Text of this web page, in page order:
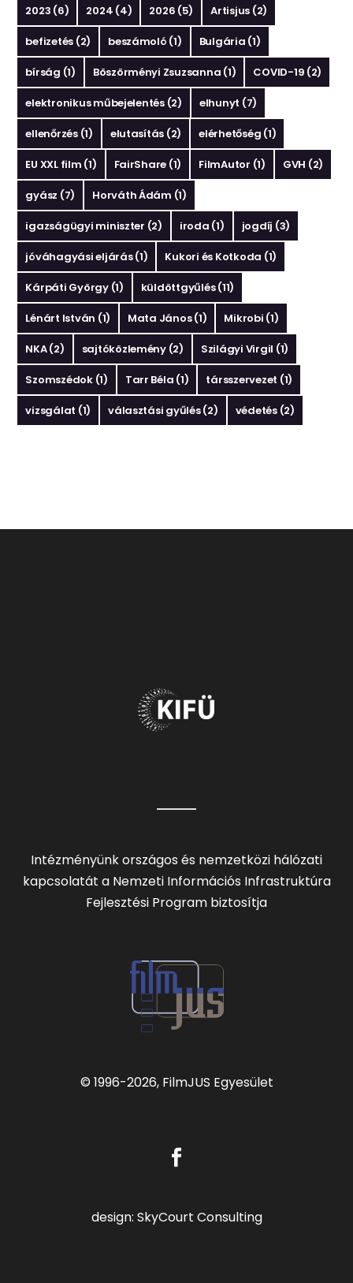
2023 (6) 2024 (4) 2026 (5) Artisjus (2)
befizetés (2) beszámoló (1) Bulgária (1)
bírság (1) Böszörményi Zsuzsanna (1) COVID-19 (2)
elektronikus műbejelentés(2) elhunyt (7)
ellenőrzés(1) elutasítás (2) elérhetőség (1)
EU XXL film (1) FairShare (1) FilmAutor (1) GVH (2)
gyász (7) Horváth Ádám (1)
igazságügyi miniszter (2) iroda (1) jogdíj (3)
jóváhagyási eljárás(1) Kukori és Kotkoda (1)
Kárpáti György(1) küldöttgyűlés(11)
Lénárt István (1) Mata János(1) Mikrobi (1)
NKA(2) sajtóközlemény(2) Szilágyi Virgil (1)
Szomszédok(1) Tarr Béla (1) társszervezet (1)
vizsgálat (1) választási gyűlés(2) védetés(2)
Intézményünk országos és nemzetközi hálózati
kapcsolatát a Nemzeti Információs Infrastruktúra
Fejlesztési Program biztosítja
© 1996-2026, FilmJUS Egyesület
design: SkyCourt Consulting